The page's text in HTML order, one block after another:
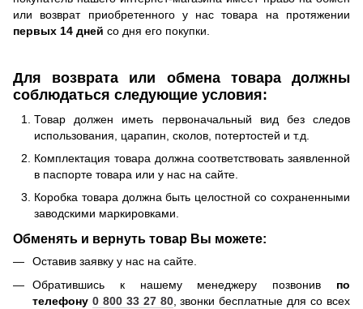
или возврат приобретенного у нас товара на протяжении
первых 14 дней со дня его покупки.
Для возврата или обмена товара должны
соблюдаться следующие условия:
Товар должен иметь первоначальный вид без следов
использования, царапин, сколов, потертостей и т.д.
Комплектация товара должна соответствовать заявленной
в паспорте товара или у нас на сайте.
Коробка товара должна быть целостной со сохраненными
заводскими маркировками.
Обменять и вернуть товар Вы можете:
Оставив заявку у нас на сайте.
Обратившись к нашему менеджеру позвонив по
телефону 0 800 33 27 80, звонки бесплатные для со всех